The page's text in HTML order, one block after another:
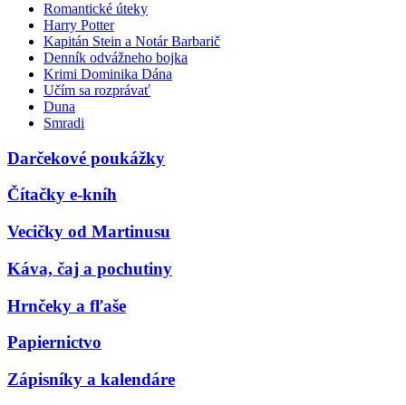
Romantické úteky
Harry Potter
Kapitán Stein a Notár Barbarič
Denník odvážneho bojka
Krimi Dominika Dána
Učím sa rozprávať
Duna
Smradi
Darčekové poukážky
Čítačky e-kníh
Vecičky od Martinusu
Káva, čaj a pochutiny
Hrnčeky a fľaše
Papiernictvo
Zápisníky a kalendáre